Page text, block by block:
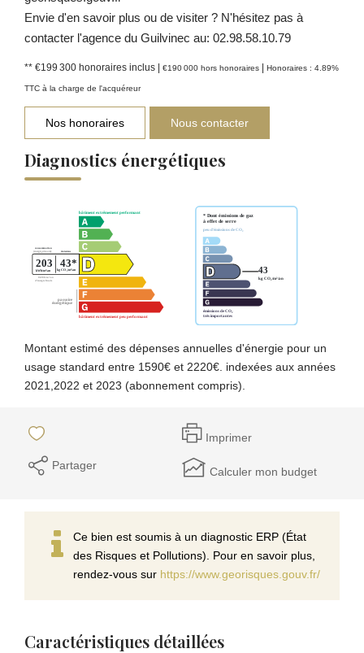
Envie d'en savoir plus ou de visiter ? N'hésitez pas à
contacter l'agence du Guilvinec au: 02.98.58.10.79
** €199 300 honoraires inclus | €190 000 hors honoraires | Honoraires : 4.89%
TTC à la charge de l'acquéreur
Nos honoraires Nous contacter
Diagnostics énergétiques
Montant estimé des dépenses annuelles d'énergie pour un
usage standard entre 1590€ et 2220€. indexées aux années
2021,2022 et 2023 (abonnement compris).
Imprimer
Partager Calculer mon budget
Ce bien est soumis à un diagnostic ERP (État
des Risques et Pollutions). Pour en savoir plus,
rendez-vous sur https://www.georisques.gouv.fr/
Caractéristiques détaillées